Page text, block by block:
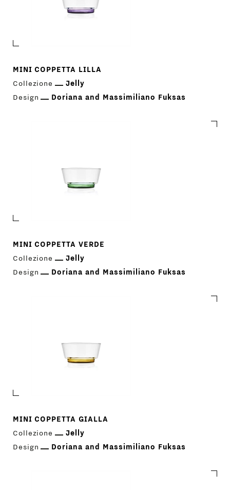
MINI COPPETTA LILLA
Collezione
Jelly
Design
Doriana and Massimiliano Fuksas
MINI COPPETTA VERDE
Collezione
Jelly
Design
Doriana and Massimiliano Fuksas
MINI COPPETTA GIALLA
Collezione
Jelly
Design
Doriana and Massimiliano Fuksas